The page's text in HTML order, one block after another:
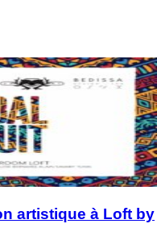
artistique à Loft by